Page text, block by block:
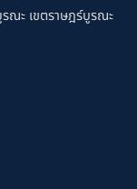
ณะ เขตราษฎร์บูรณะ